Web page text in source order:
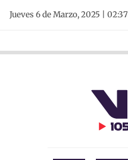
Jueves 6 de Marzo, 2025 | 02:37